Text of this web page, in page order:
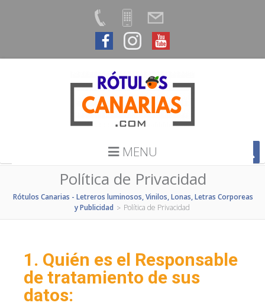
MENU
Política de Privacidad
Rótulos Canarias - Letreros luminosos, Vinilos, Lonas, Letras Corporeas
y Publicidad > Política de Privacidad
1. Quién es el Responsable
de tratamiento de sus
datos: